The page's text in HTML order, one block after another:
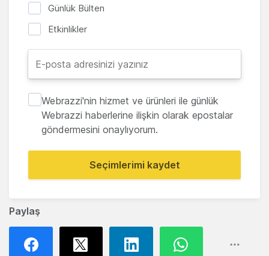
Paylaş
Günlük Bülten
Etkinlikler
Webrazzi'nin hizmet ve ürünleri ile günlük
Webrazzi haberlerine ilişkin olarak epostalar
göndermesini onaylıyorum.
Seçimlerimi kaydet